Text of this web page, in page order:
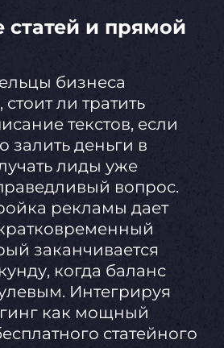
статей и прямой
бизнеса
ли тратить
текстов, если
залить деньги в
лиды уже
вопрос.
рекламы дает
заканчивается
когда баланс
Интегрируя
как мощный
статейного